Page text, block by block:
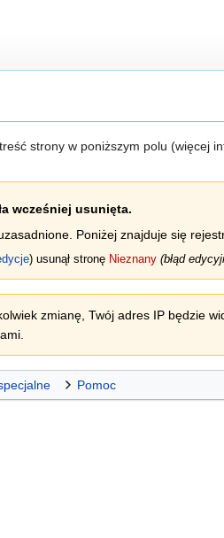
strony w poniższym polu (więcej
wcześniej usunięta.
Poniżej znajduje się
usunął stronę Nieznany (błąd
zmianę, Twój adres IP będzie
Pomoc